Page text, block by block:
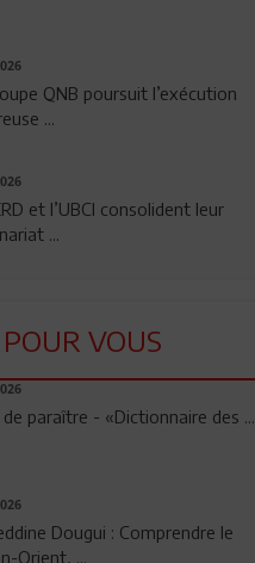
QNB poursuit l’exécution
...
et l’UBCI consolident leur
...
VOUS
paraître - «Dictionnaire des ...
Dougui : Comprendre le
Orient, ...